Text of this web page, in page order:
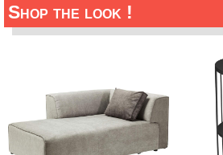
Shop the look !